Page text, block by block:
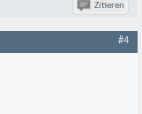
Zitieren
#4